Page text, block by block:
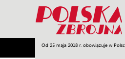
Od 25 maja 2018 r. obowiązuje w
Armia Poligon Sprzęt